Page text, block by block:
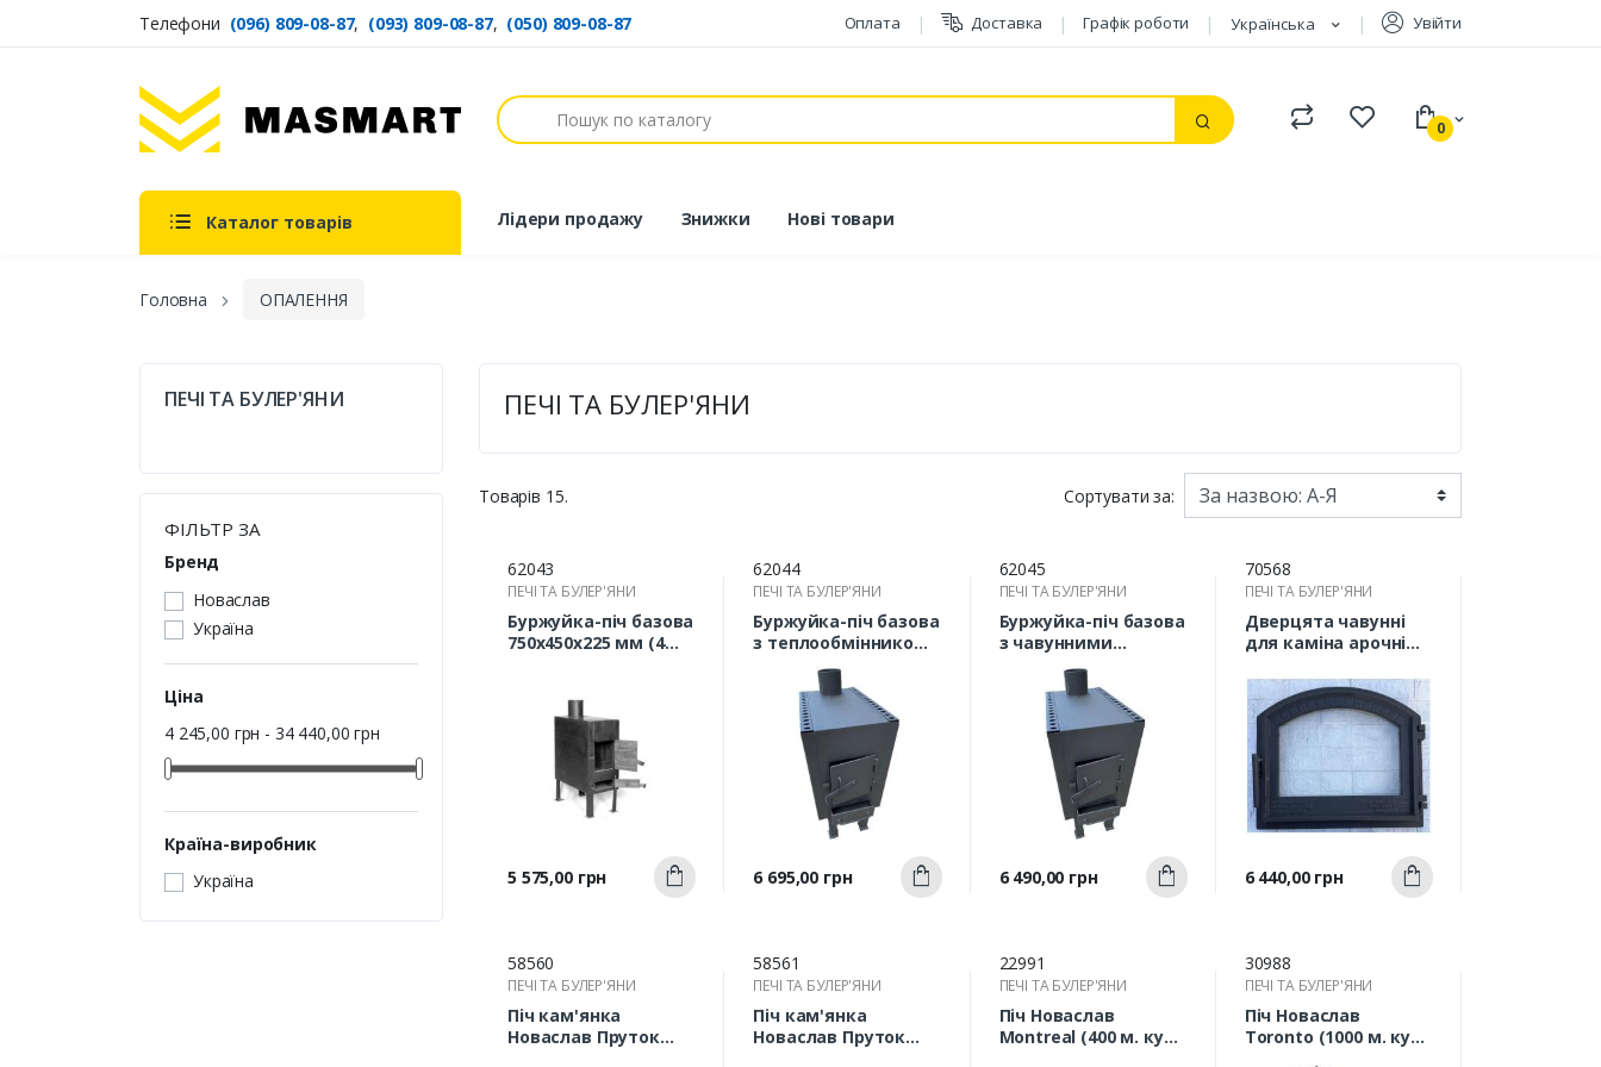
Телефони (096) 809-08-87, (093) 809-08-87, (050) 809-08-87 Оплата Доставка Графік роботи Українська Увійти
Masmart
Пошук
Пошук
Compare Watchlist
0
Каталог товарів Лідери продажу Знижки Нові товари
Головна ОПАЛЕННЯ
ПЕЧІ ТА БУЛЕР'ЯНИ
ФІЛЬТР ЗА
Бренд
Новаслав
Україна
Ціна
4 245,00 грн - 34 440,00 грн
Країна-виробник
Україна
ПЕЧІ ТА БУЛЕР'ЯНИ
Товарів 15. Сортувати за:
62043
ПЕЧІ ТА БУЛЕР'ЯНИ
Буржуйка-піч базова
750х450х225 мм (4
Швидкий
перегляд
Ціна
5 575,00 грн Купити
62044
ПЕЧІ ТА БУЛЕР'ЯНИ
Буржуйка-піч базова
з теплообмінником
750х450х285 мм (4
Швидкий
перегляд
Ціна
6 695,00 грн Купити
62045
ПЕЧІ ТА БУЛЕР'ЯНИ
Буржуйка-піч базова
з чавунними
акумуляторами
тепла 750*450*225мм
(4мм)
Швидкий
перегляд
Ціна
6 490,00 грн Купити
70568
ПЕЧІ ТА БУЛЕР'ЯНИ
Дверцята чавунні
для каміна арочні
термосклом
Швидкий
перегляд
Ціна
6 440,00 грн Купити
58560
ПЕЧІ ТА БУЛЕР'ЯНИ
Піч кам'янка
Новаслав Пруток
58561
ПЕЧІ ТА БУЛЕР'ЯНИ
Піч кам'янка
Новаслав Пруток
22991
ПЕЧІ ТА БУЛЕР'ЯНИ
Піч Новаслав
Montreal (400 м. куб)
30988
ПЕЧІ ТА БУЛЕР'ЯНИ
Піч Новаслав
Toronto (1000 м. куб)